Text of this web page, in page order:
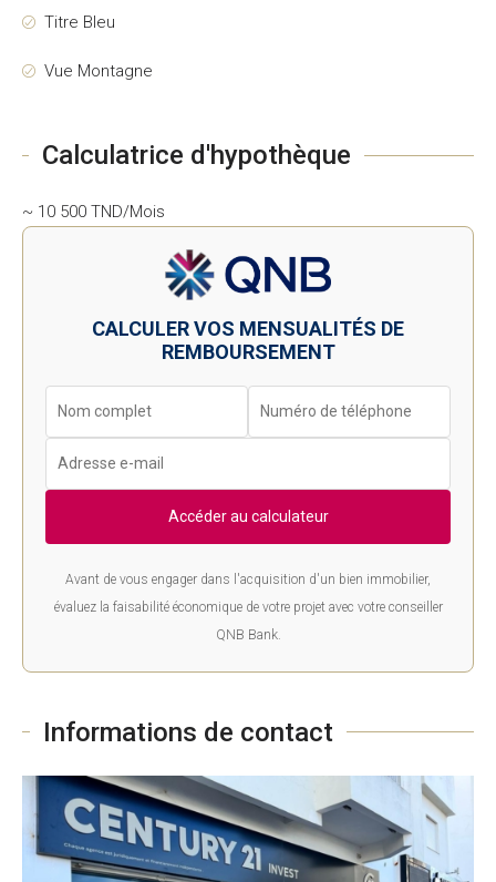
Titre Bleu
Vue Montagne
Calculatrice d'hypothèque
~ 10 500 TND/Mois
CALCULER VOS MENSUALITÉS DE
REMBOURSEMENT
Accéder au calculateur
Avant de vous engager dans l'acquisition d'un bien immobilier,
évaluez la faisabilité économique de votre projet avec votre conseiller
QNB Bank.
Informations de contact